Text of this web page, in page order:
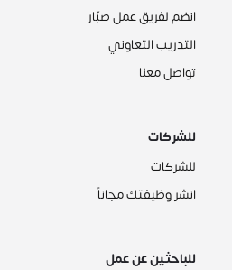
انضم لفريق عمل صبّار
التدريب التعاوني
تواصل معنا
للشركات
للشركات
انشر وظيفتك مجاناً
للباحثين عن عمل